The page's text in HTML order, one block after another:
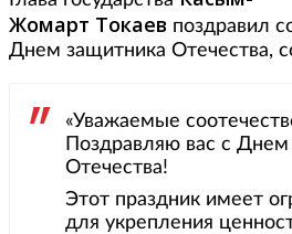
Жомарт Токаев поздравил
Днем защитника Отечества,
«Уважаемые
Поздравляю вас с
Отечества!
Этот праздник имеет
для укрепления